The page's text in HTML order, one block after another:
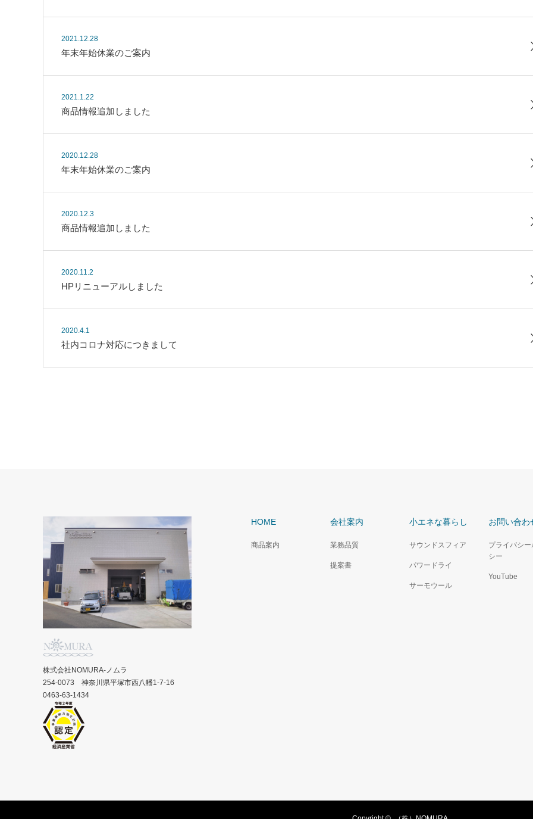
2021.12.28
年末年始休業のご案内
2021.1.22
商品情報追加しました
2020.12.28
年末年始休業のご案内
2020.12.3
商品情報追加しました
2020.11.2
HPリニューアルしました
2020.4.1
社内コロナ対応につきまして
HOME
商品案内
会社案内
業務品質
提案書
小エネな暮らし
サウンドスフィア
パワードライ
サーモウール
お問い合わ
プライバシー
シー
YouTube
株式会社NOMURA-ノムラ
254-0073 神奈川県平塚市西八幡1-7-16
0463-63-1434